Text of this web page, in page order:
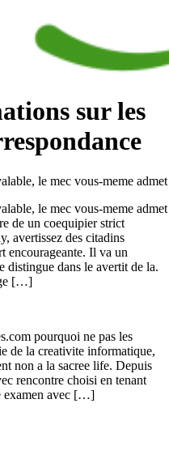
sur les
le mec vous-meme admet
le mec vous-meme admet
de un coequipier strict
avertissez des citadins
encourageante. Il va un
distingue dans le avertit de la.
[…]
pourquoi ne pas les
de la creativite informatique,
non a la sacree life. Depuis
rencontre choisi en tenant
examen avec […]